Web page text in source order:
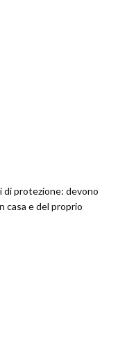
di protezione: devono
casa e del proprio